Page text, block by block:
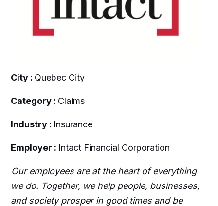
City : Quebec City
Category : Claims
Industry : Insurance
Employer : Intact Financial Corporation
Our employees are at the heart of everything
we do. Together, we help people, businesses,
and society prosper in good times and be